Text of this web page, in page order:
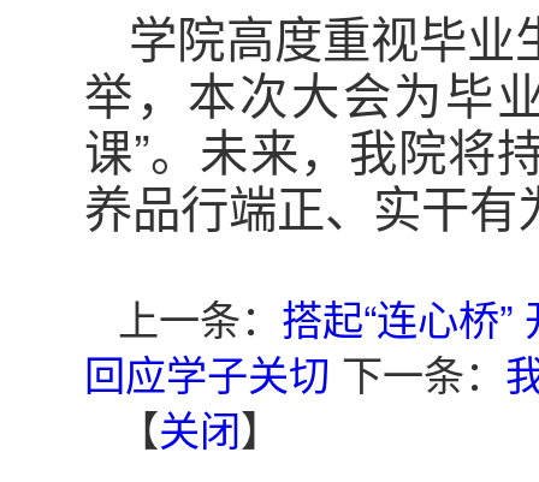
学院高度重视毕业
举，本次大会为毕
课”。未来，我院将
养品行端正、实干有
上一条： 搭起“连心桥
回应学子关切 下一条：
【关闭】